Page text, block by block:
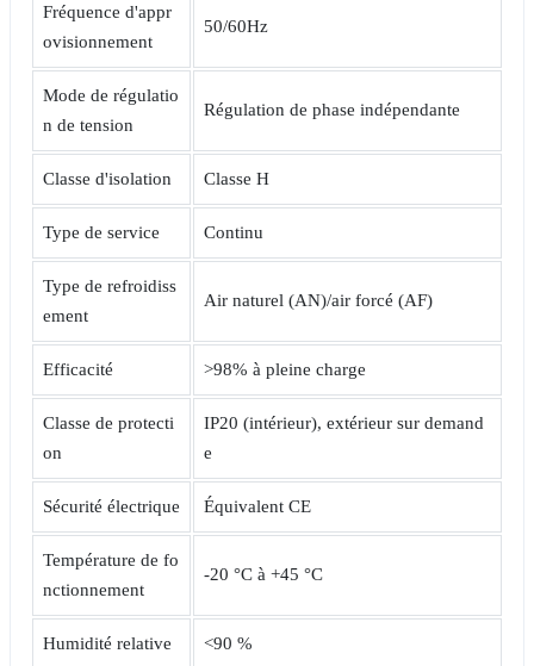
Fréquence d'appr
ovisionnement
50/60Hz
Mode de régulatio
n de tension
Régulation de phase indépendante
Classe d'isolation Classe H
Type de service Continu
Type de refroidiss
ement
Air naturel (AN)/air forcé (AF)
Efficacité >98% à pleine charge
Classe de protecti
on
IP20 (intérieur), extérieur sur demand
e
Sécurité électrique Équivalent CE
Température de fo
nctionnement
-20 °C à +45 °C
Humidité relative <90 %